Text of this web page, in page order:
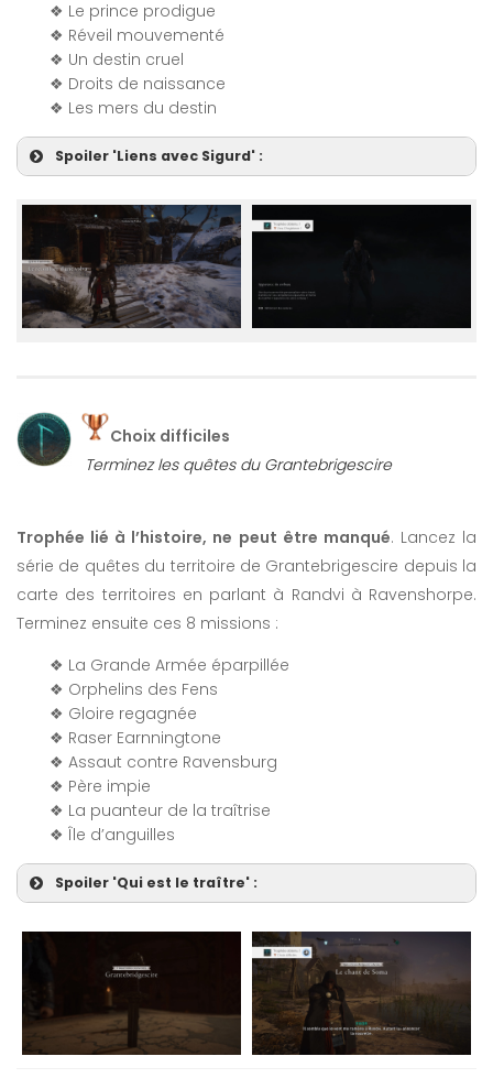
❖ Le prince prodigue
❖ Réveil mouvementé
❖ Un destin cruel
❖ Droits de naissance
❖ Les mers du destin
Spoiler 'Liens avec Sigurd' :
Choix difficiles
Terminez les quêtes du Grantebrigescire
Trophée lié à l’histoire, ne peut être manqué. Lancez la
série de quêtes du territoire de Grantebrigescire depuis la
carte des territoires en parlant à Randvi à Ravenshorpe.
Terminez ensuite ces 8 missions :
❖ La Grande Armée éparpillée
❖ Orphelins des Fens
❖ Gloire regagnée
❖ Raser Earnningtone
❖ Assaut contre Ravensburg
❖ Père impie
❖ La puanteur de la traîtrise
❖ Île d’anguilles
Spoiler 'Qui est le traître' :